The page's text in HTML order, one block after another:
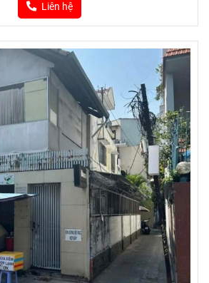
Liên hệ